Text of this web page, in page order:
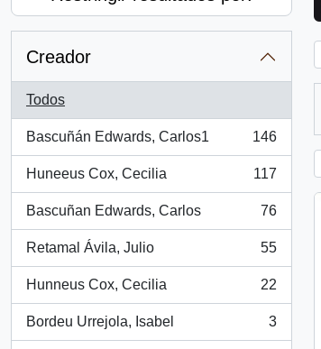
Creador
Todos
Bascuñán Edwards, Carlos1
, 146 resultados
146
Huneeus Cox, Cecilia
, 117 resultados
117
Bascuñan Edwards, Carlos
, 76 resultados
76
Retamal Ávila, Julio
, 55 resultados
55
Hunneus Cox, Cecilia
, 22 resultados
22
Bordeu Urrejola, Isabel
, 3 resultados
3